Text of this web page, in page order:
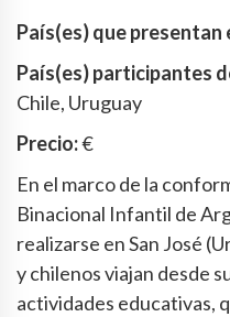
País(es) que
País(es) participantes
Chile, Uruguay
Precio:€
En el marco de la
Binacional Infantil de
realizarse en San José
y chilenos viajan desde
actividades educativas,